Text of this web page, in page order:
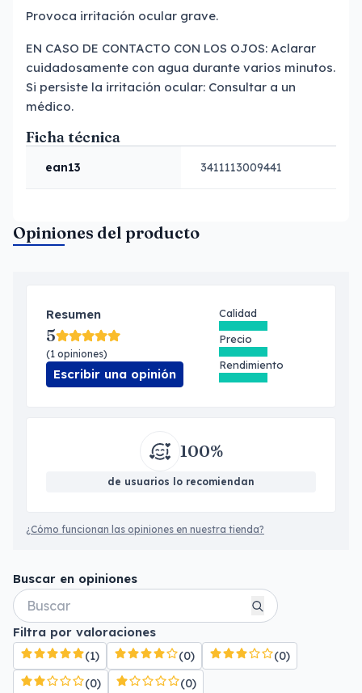
Provoca irritación ocular grave.
EN CASO DE CONTACTO CON LOS OJOS: Aclarar
cuidadosamente con agua durante varios minutos.
Si persiste la irritación ocular: Consultar a un
médico.
Ficha técnica
ean13 3411113009441
Opiniones del producto
Resumen
5
(1 opiniones)
Escribir una opinión
Calidad
Precio
Rendimiento
100%
de usuarios lo recomiendan
¿Cómo funcionan las opiniones en nuestra tienda?
Buscar en opiniones
Filtra por valoraciones
(1)
(0)
(0)
(0)
(0)